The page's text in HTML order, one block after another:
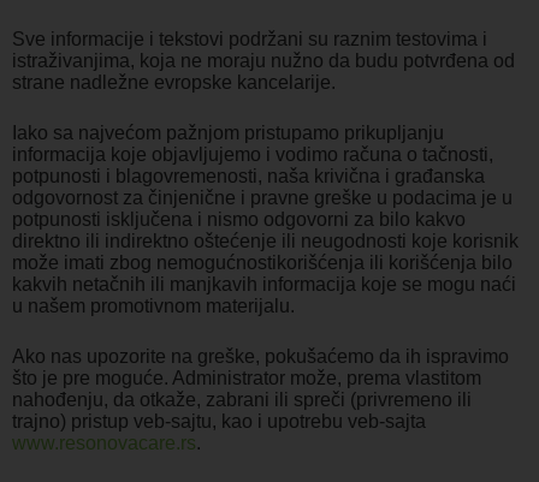
Sve informacije i tekstovi podržani su raznim testovima i
istraživanjima, koja ne moraju nužno da budu potvrđena od
strane nadležne evropske kancelarije.
Iako sa najvećom pažnjom pristupamo prikupljanju
informacija koje objavljujemo i vodimo računa o tačnosti,
potpunosti i blagovremenosti, naša krivična i građanska
odgovornost za činjenične i pravne greške u podacima je u
potpunosti isključena i nismo odgovorni za bilo kakvo
direktno ili indirektno oštećenje ili neugodnosti koje korisnik
može imati zbog nemogućnostikorišćenja ili korišćenja bilo
kakvih netačnih ili manjkavih informacija koje se mogu naći
u našem promotivnom materijalu.
Ako nas upozorite na greške, pokušaćemo da ih ispravimo
što je pre moguće. Administrator može, prema vlastitom
nahođenju, da otkaže, zabrani ili spreči (privremeno ili
trajno) pristup veb-sajtu, kao i upotrebu veb-sajta
www.resonovacare.rs.